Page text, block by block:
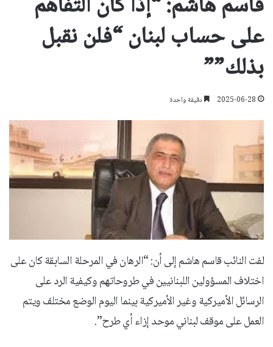
على حساب لبنان “فلن نقبل
بذلك””
2025-06-28 دقيقة واحدة
لفت النائب قاسم هاشم إلى أن: “الرهان في المرحلة السابقة كان على
اختلاف المسؤولين اللبنانيين في طروحاتهم وكيفية الرد على
الرسائل الأميركية وغير الأميركية بينما اليوم الوضع مختلف ويتم
العمل على موقف لبناني موحد إزاء أي طرح”.